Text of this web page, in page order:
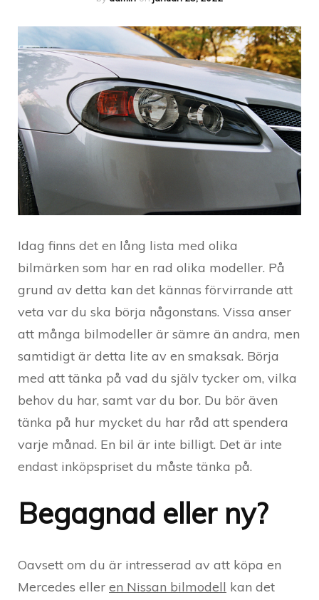
Idag finns det en lång lista med olika
bilmärken som har en rad olika modeller. På
grund av detta kan det kännas förvirrande att
veta var du ska börja någonstans. Vissa anser
att många bilmodeller är sämre än andra, men
samtidigt är detta lite av en smaksak. Börja
med att tänka på vad du själv tycker om, vilka
behov du har, samt var du bor. Du bör även
tänka på hur mycket du har råd att spendera
varje månad. En bil är inte billigt. Det är inte
endast inköpspriset du måste tänka på.
Begagnad eller ny?
Oavsett om du är intresserad av att köpa en
Mercedes eller en Nissan bilmodell kan det